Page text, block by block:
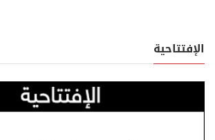
الإفتتاحية